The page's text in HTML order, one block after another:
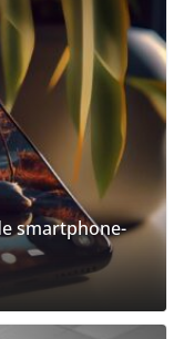
smartphone-